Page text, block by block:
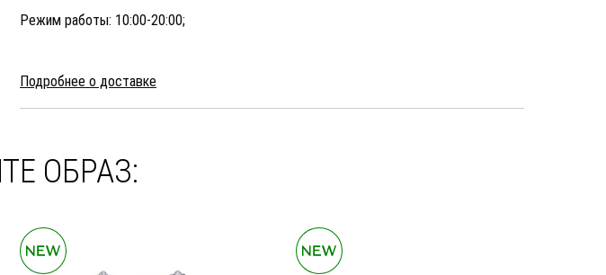
Режим работы: 10:00-20:00;
Подробнее о доставке
ОБРАЗ: